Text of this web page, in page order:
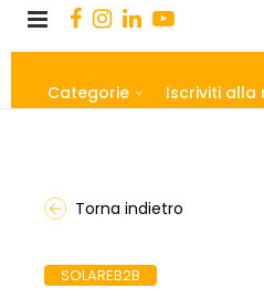
Categorie Iscriviti alla
Torna indietro
SOLAREB2B